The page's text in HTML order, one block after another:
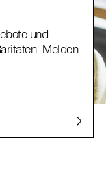
und
Melden